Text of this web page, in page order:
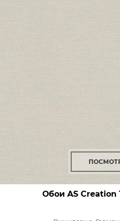
Обои AS Creation